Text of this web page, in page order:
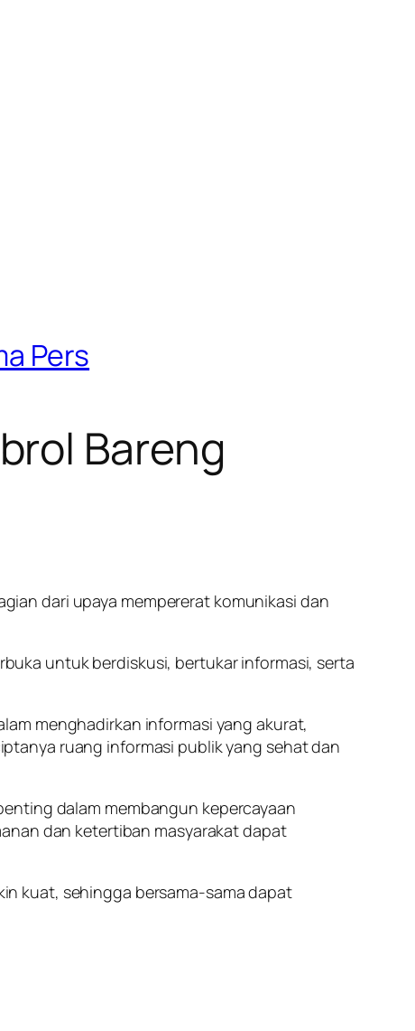
Pers
Bareng
dari upaya mempererat komunikasi dan
untuk berdiskusi, bertukar informasi, serta
menghadirkan informasi yang akurat,
ruang informasi publik yang sehat dan
dalam membangun kepercayaan
dan ketertiban masyarakat dapat
kuat, sehingga bersama-sama dapat